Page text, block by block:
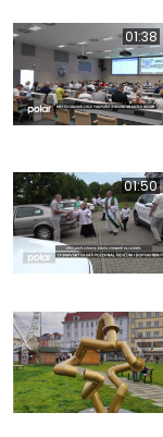
01:38
01:50